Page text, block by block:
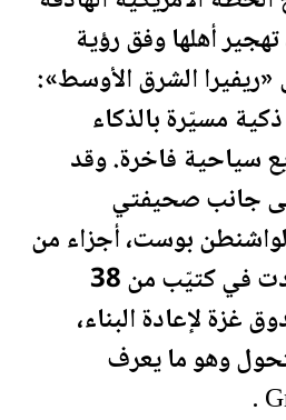
أهلها وفق رؤية
الشرق الأوسط»:
مسيّرة بالذكاء
سياحية فاخرة. وقد
جانب صحيفتي
بوست، أجزاء من
هذه الخطة التي وردت في كتيّب من 38
غزة لإعادة البناء،
وهو ما يعرف